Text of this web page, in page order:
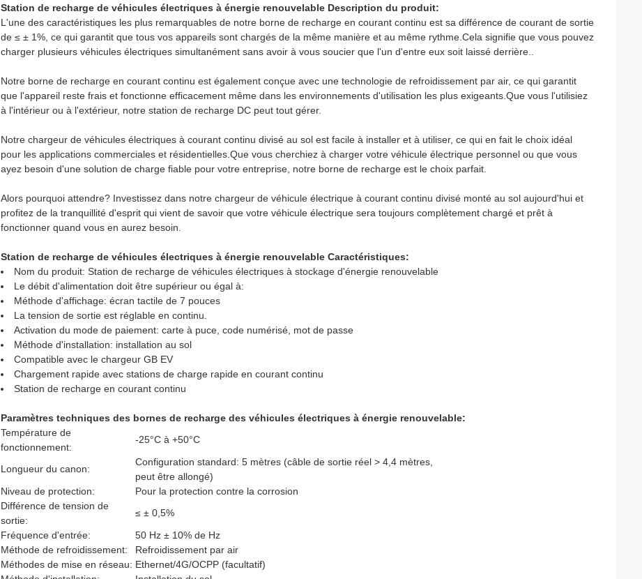
Station de recharge de véhicules électriques à énergie renouvelable Description du produit:
L'une des caractéristiques les plus remarquables de notre borne de recharge en courant continu est sa différence de courant de sortie
de ≤ ± 1%, ce qui garantit que tous vos appareils sont chargés de la même manière et au même rythme.Cela signifie que vous pouvez
charger plusieurs véhicules électriques simultanément sans avoir à vous soucier que l'un d'entre eux soit laissé derrière..
Notre borne de recharge en courant continu est également conçue avec une technologie de refroidissement par air, ce qui garantit
que l'appareil reste frais et fonctionne efficacement même dans les environnements d'utilisation les plus exigeants.Que vous l'utilisiez
à l'intérieur ou à l'extérieur, notre station de recharge DC peut tout gérer.
Notre chargeur de véhicules électriques à courant continu divisé au sol est facile à installer et à utiliser, ce qui en fait le choix idéal
pour les applications commerciales et résidentielles.Que vous cherchiez à charger votre véhicule électrique personnel ou que vous
ayez besoin d'une solution de charge fiable pour votre entreprise, notre borne de recharge est le choix parfait.
Alors pourquoi attendre? Investissez dans notre chargeur de véhicule électrique à courant continu divisé monté au sol aujourd'hui et
profitez de la tranquillité d'esprit qui vient de savoir que votre véhicule électrique sera toujours complètement chargé et prêt à
fonctionner quand vous en aurez besoin.
Station de recharge de véhicules électriques à énergie renouvelable Caractéristiques:
Nom du produit: Station de recharge de véhicules électriques à stockage d'énergie renouvelable
Le débit d'alimentation doit être supérieur ou égal à:
Méthode d'affichage: écran tactile de 7 pouces
La tension de sortie est réglable en continu.
Activation du mode de paiement: carte à puce, code numérisé, mot de passe
Méthode d'installation: installation au sol
Compatible avec le chargeur GB EV
Chargement rapide avec stations de charge rapide en courant continu
Station de recharge en courant continu
Paramètres techniques des bornes de recharge des véhicules électriques à énergie renouvelable:
Température de
fonctionnement:
-25°C à +50°C
Longueur du canon:
Configuration standard: 5 mètres (câble de sortie réel > 4,4 mètres,
peut être allongé)
Niveau de protection:
Pour la protection contre la corrosion
Différence de tension de
sortie:
≤ ± 0,5%
Fréquence d'entrée:
50 Hz ± 10% de Hz
Méthode de refroidissement:
Refroidissement par air
Méthodes de mise en réseau: Ethernet/4G/OCPP (facultatif)